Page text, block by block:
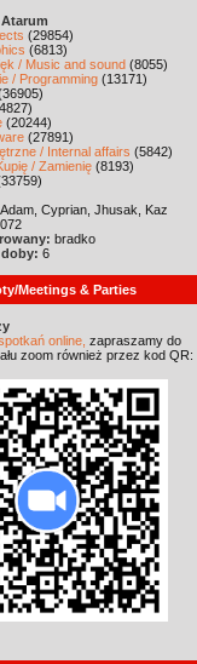
(29854)
(6813)
/ Music and sound (8055)
/ Programming (13171)
(20244)
(27891)
/ Internal affairs (5842)
/ Zamienię (8193)
Adam, Cyprian, Jhusak, Kaz
bradko
6
Meetings & Parties
online, zapraszamy do
zoom również przez kod QR: